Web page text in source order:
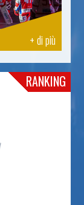
+ di più
RANKING